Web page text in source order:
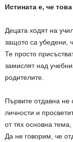
Истината е, че
Децата ходят на
защото са убедени,
Те просто
замислят над
родителите.
Първите отдавна не
личности и
от тях основна
Да не говорим, че